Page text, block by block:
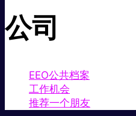
公司
EEO公共档案
工作机会
推荐一个朋友